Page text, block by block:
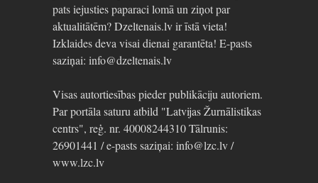
pats iejusties paparaci lomā un ziņot par
aktualitātēm? Dzeltenais.lv ir īstā vieta!
Izklaides deva visai dienai garantēta! E-pasts
saziņai: info@dzeltenais.lv
Visas autortiesības pieder publikāciju autoriem.
Par portāla saturu atbild "Latvijas Žurnālistikas
centrs", reģ. nr. 40008244310 Tālrunis:
26901441 / e-pasts saziņai: info@lzc.lv /
www.lzc.lv